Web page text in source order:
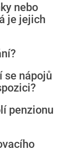
nebo
je jejich
se nápojů
penzionu